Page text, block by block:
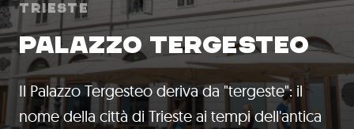
Trieste
PALAZZO TERGESTEO
Il Palazzo Tergesteo deriva da "tergeste": il
nome della città di Trieste ai tempi dell'antica